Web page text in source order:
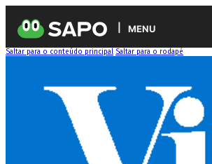
MENU
Saltar para o conteúdo principal Saltar para o rodapé